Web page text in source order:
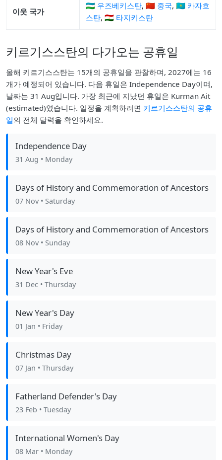
이웃 국가
🇺🇿 우즈베키스탄, 🇨🇳 중국, 🇰🇿 카자흐
스탄, 🇹🇯 타지키스탄
키르기스스탄의 다가오는 공휴일
올해 키르기스스탄는 15개의 공휴일을 관찰하며, 2027에는 16
개가 예정되어 있습니다. 다음 휴일은 Independence Day이며,
날짜는 31 Aug입니다. 가장 최근에 지났던 휴일은 Kurman Ait
(estimated)였습니다. 일정을 계획하려면 키르기스스탄의 공휴
일의 전체 달력을 확인하세요.
Independence Day
31 Aug • Monday
Days of History and Commemoration of Ancestors
07 Nov • Saturday
Days of History and Commemoration of Ancestors
08 Nov • Sunday
New Year's Eve
31 Dec • Thursday
New Year's Day
01 Jan • Friday
Christmas Day
07 Jan • Thursday
Fatherland Defender's Day
23 Feb • Tuesday
International Women's Day
08 Mar • Monday